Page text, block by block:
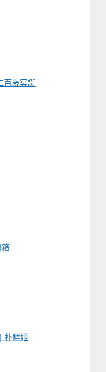
百歲冥誕
朴鮮姬